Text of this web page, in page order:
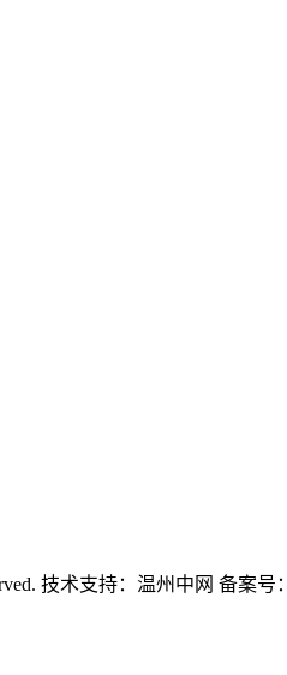
技术支持：温州中网 备案号：